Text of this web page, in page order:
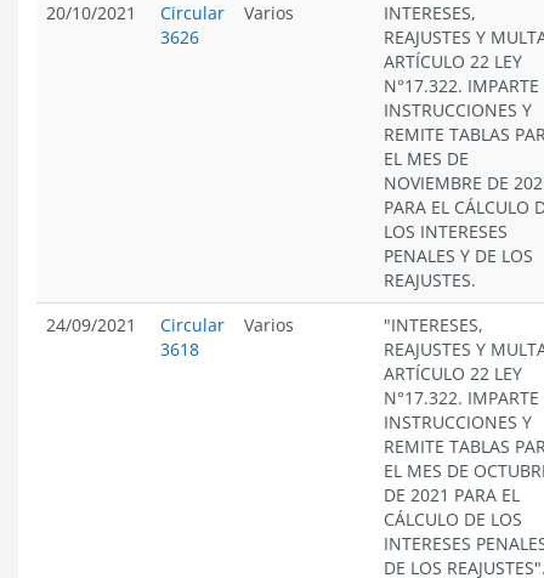
20/10/2021
Circular
3626
Varios
INTERESES,
REAJUSTES Y
ARTÍCULO 22 LEY
N°17.322. IMPARTE
INSTRUCCIONES Y
REMITE TABLAS
EL MES DE
NOVIEMBRE DE
PARA EL CÁLCULO
LOS INTERESES
PENALES Y DE LOS
REAJUSTES.
24/09/2021
Circular
3618
Varios
"INTERESES,
REAJUSTES Y
ARTÍCULO 22 LEY
N°17.322. IMPARTE
INSTRUCCIONES Y
REMITE TABLAS
EL MES DE
DE 2021 PARA EL
CÁLCULO DE LOS
INTERESES
DE LOS